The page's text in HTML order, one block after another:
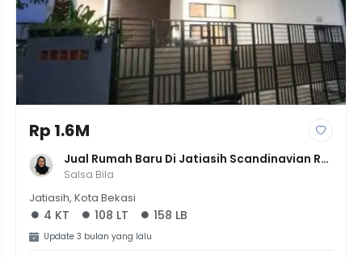
Rp 1.6M
Jual Rumah Baru Di Jatiasih Scandinavian Rp
1,5M 4 Kamar
Salsa Bila
Jatiasih, Kota Bekasi
4 KT 108 LT 158 LB
Update 3 bulan yang lalu